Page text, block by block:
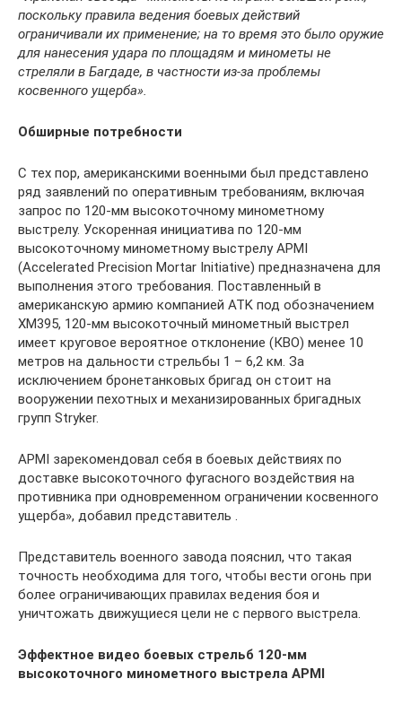
поскольку правила ведения боевых действий
ограничивали их применение; на то время это было оружие
для нанесения удара по площадям и минометы не
стреляли в Багдаде, в частности из-за проблемы
косвенного ущерба».
Обширные потребности
С тех пор, американскими военными был представлено
ряд заявлений по оперативным требованиям, включая
запрос по 120-мм высокоточному минометному
выстрелу. Ускоренная инициатива по 120-мм
высокоточному минометному выстрелу APMI
(Accelerated Precision Mortar Initiative) предназначена для
выполнения этого требования. Поставленный в
американскую армию компанией ATK под обозначением
XM395, 120-мм высокоточный минометный выстрел
имеет круговое вероятное отклонение (КВО) менее 10
метров на дальности стрельбы 1 – 6,2 км. За
исключением бронетанковых бригад он стоит на
вооружении пехотных и механизированных бригадных
групп Stryker.
АPMI зарекомендовал себя в боевых действиях по
доставке высокоточного фугасного воздействия на
противника при одновременном ограничении косвенного
ущерба», добавил представитель .
Представитель военного завода пояснил, что такая
точность необходима для того, чтобы вести огонь при
более ограничивающих правилах ведения боя и
уничтожать движущиеся цели не с первого выстрела.
Эффектное видео боевых стрельб 120-мм
высокоточного минометного выстрела APMI